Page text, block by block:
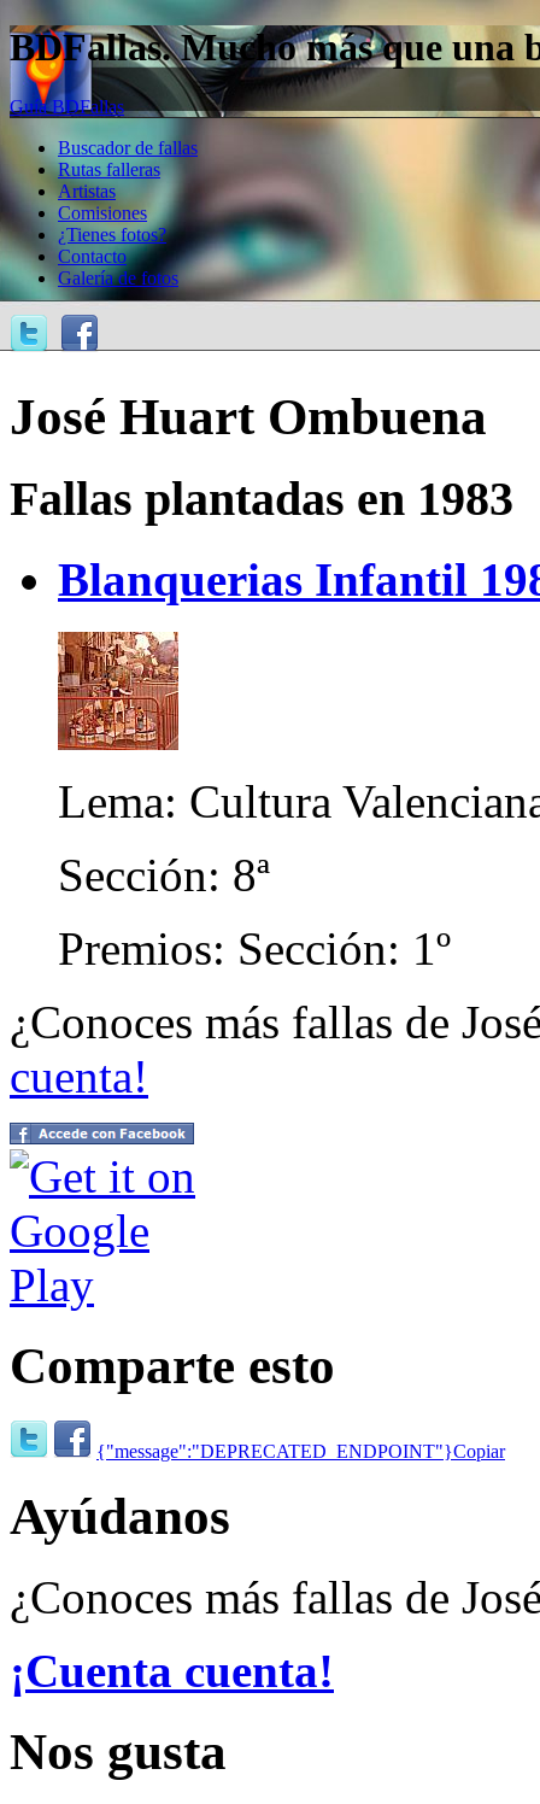
BDFallas. Mucho más que una
Guía BDFallas
Buscador de fallas
Rutas falleras
Artistas
Comisiones
¿Tienes fotos?
Contacto
Galería de fotos
José Huart Ombuena
Fallas plantadas en 1983
Blanquerias Infantil
Lema: Cultura
Sección: 8ª
Premios: Sección: 1º
¿Conoces más fallas de
cuenta!
Comparte esto
{"message":"DEPRECATED_ENDPOINT"}Copiar
Ayúdanos
¿Conoces más fallas de
¡Cuenta cuenta!
Nos gusta